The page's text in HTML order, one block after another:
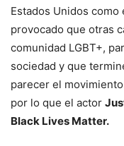
Estados Unidos
provocado que otras
comunidad LGBT+,
sociedad y que
parecer el
por lo que el actor
Black Lives Matter.